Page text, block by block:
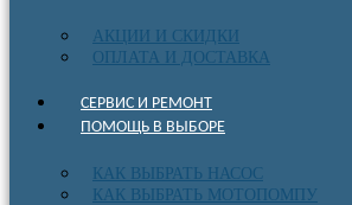
АКЦИИ И СКИДКИ
ОПЛАТА И ДОСТАВКА
СЕРВИС И РЕМОНТ
ПОМОЩЬ В ВЫБОРЕ
КАК ВЫБРАТЬ НАСОС
КАК ВЫБРАТЬ МОТОПОМПУ